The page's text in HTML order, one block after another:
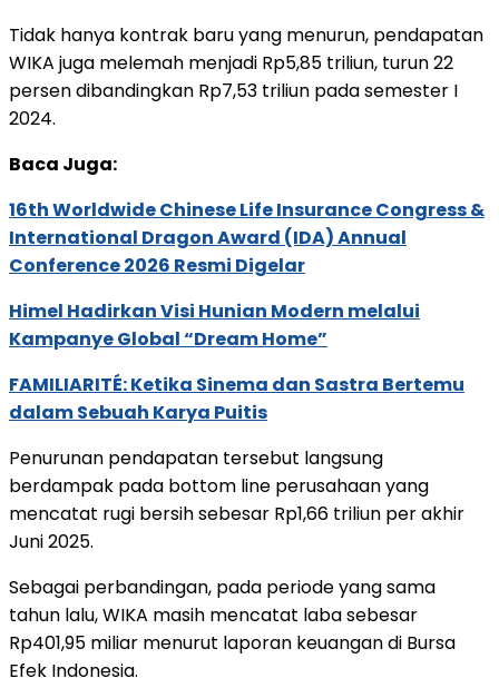
Tidak hanya kontrak baru yang menurun, pendapatan
WIKA juga melemah menjadi Rp5,85 triliun, turun 22
persen dibandingkan Rp7,53 triliun pada semester I
2024.
Baca Juga:
16th Worldwide Chinese Life Insurance Congress &
International Dragon Award (IDA) Annual
Conference 2026 Resmi Digelar
Himel Hadirkan Visi Hunian Modern melalui
Kampanye Global “Dream Home”
FAMILIARITÉ: Ketika Sinema dan Sastra Bertemu
dalam Sebuah Karya Puitis
Penurunan pendapatan tersebut langsung
berdampak pada bottom line perusahaan yang
mencatat rugi bersih sebesar Rp1,66 triliun per akhir
Juni 2025.
Sebagai perbandingan, pada periode yang sama
tahun lalu, WIKA masih mencatat laba sebesar
Rp401,95 miliar menurut laporan keuangan di Bursa
Efek Indonesia.